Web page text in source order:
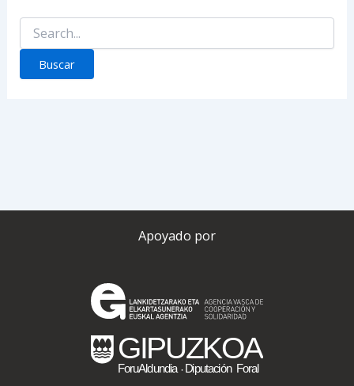
Buscar
por:
Apoyado por